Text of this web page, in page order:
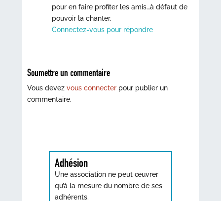
pour en faire profiter les amis…à défaut de
pouvoir la chanter.
Connectez-vous pour répondre
Soumettre un commentaire
Vous devez vous connecterpour publier un
commentaire.
Adhésion
Une association ne peut œuvrer
qu’à la mesure du nombre de ses
adhérents.